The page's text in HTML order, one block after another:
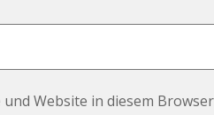
und Website in diesem